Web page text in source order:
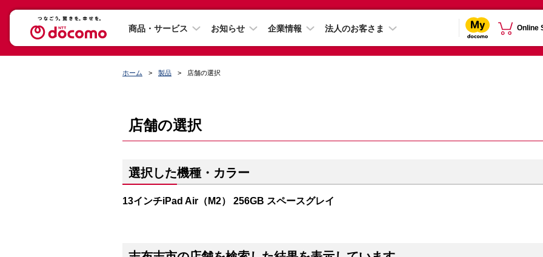
商品・サービス お知らせ 企業情報 法人のお客さま Online
ホーム 製品 店舗の選択
店舗の選択
選択した機種・カラー
13インチiPad Air（M2） 256GB スペースグレイ